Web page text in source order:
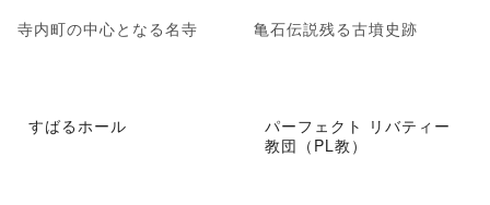
寺内町の中心となる名寺 亀石伝説残る古墳史跡
すばるホール
パーフェクト リバティー
教団（PL教）